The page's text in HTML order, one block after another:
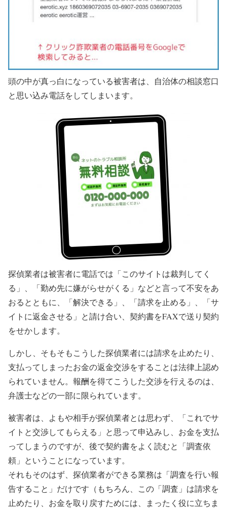
頭の中が真っ白になっている被害者は、自治体の相談窓口
と思い込み電話をしてしまいます。
探偵業者は被害者に電話では「このサイトは裁判してく
る」、「勤め先に嫌がらせがくる」などと言って不安をあ
おるとともに、「解決できる」、「請求を止める」、「サ
イトに返金させる」と請け合い、契約書をFAXで送り契約
をせかします。
しかし、そもそもこうした探偵業者には請求を止めたり、
支払ってしまったお金の返金交渉をすることは法律上認め
られていません。報酬を得てこうした交渉を行えるのは、
弁護士などの一部に限られています。
被害者は、よもや相手が探偵業者とは思わず、「これでサ
イトと交渉してもらえる」と思って申込みし、お金を支払
ってしまうのですが、後で契約書をよく読むと「調査依
頼」ということになっています。
それもそのはず、探偵業者ができる業務は「調査を行い報
告すること」だけです（もちろん、この「調査」は請求を
止めたり、お金を取り戻すためには、まったく役に立ちま